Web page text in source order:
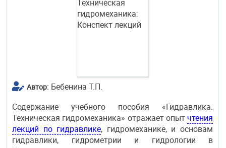
Автор: Бебенина Т.П.
Содержание учебного пособия «Гидравлика.
Техническая гидромеханика» отражает опытчтения
лекций по гидравлике, гидромеханике, и основам
гидравлики, гидрометрии и гидрологии в